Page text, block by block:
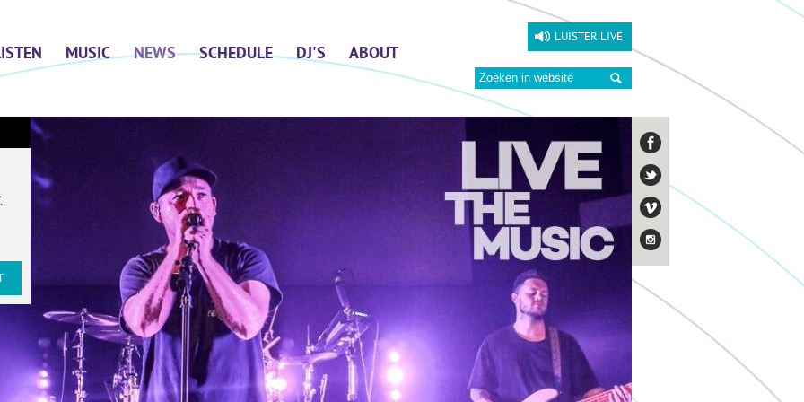
LUISTER LIVE
MUSIC NEWS SCHEDULE DJ'S ABOUT
Zoeken: